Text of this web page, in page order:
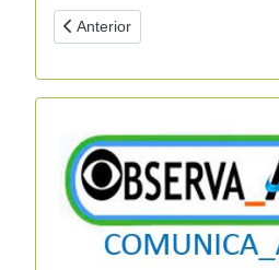
Artículo anterior: Presentación
Anterior